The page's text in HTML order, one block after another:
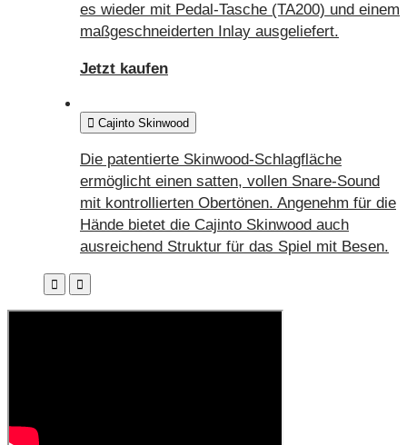
es wieder mit Pedal-Tasche (TA200) und einem
maßgeschneiderten Inlay ausgeliefert.
Jetzt kaufen
Cajinto Skinwood
Die patentierte Skinwood-Schlagfläche
ermöglicht einen satten, vollen Snare-Sound
mit kontrollierten Obertönen. Angenehm für die
Hände bietet die Cajinto Skinwood auch
ausreichend Struktur für das Spiel mit Besen.